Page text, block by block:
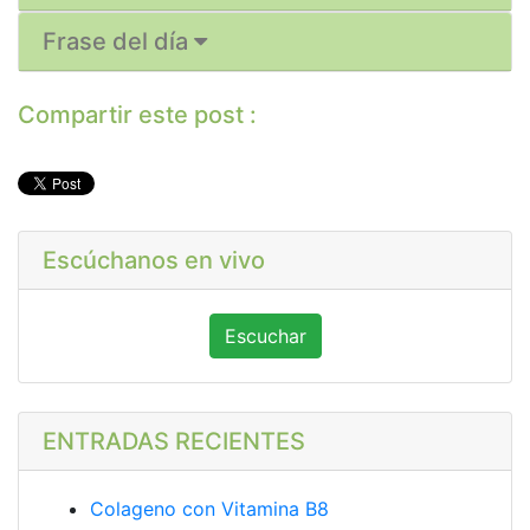
Frase del día
Compartir este post :
Escúchanos en vivo
Escuchar
ENTRADAS RECIENTES
Colageno con Vitamina B8